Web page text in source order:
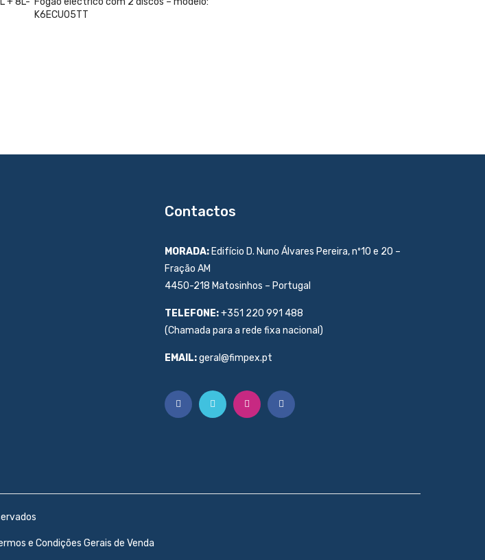
K6ECU05TT
Contactos
MORADA: Edifício D. Nuno Álvares Pereira, nº10 e 20 –
Fração AM
4450-218 Matosinhos – Portugal
TELEFONE:+351 220 991 488
(Chamada para a rede fixa nacional)
EMAIL:geral@fimpex.pt
e Condições Gerais de Venda